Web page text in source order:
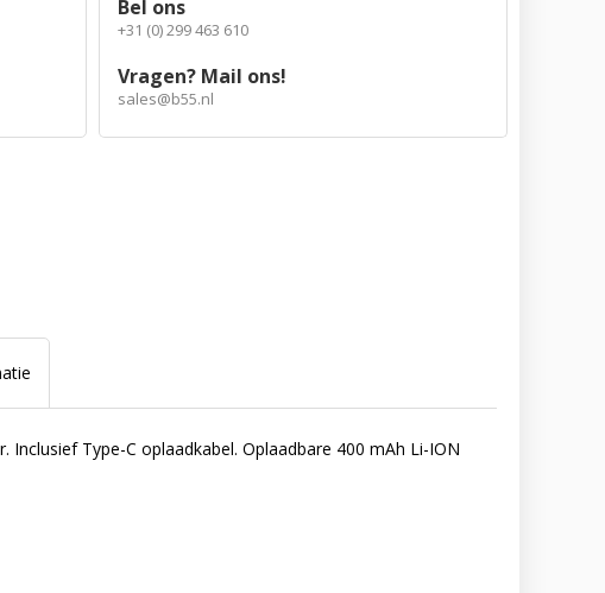
Bel ons
+31 (0) 299 463 610
Vragen? Mail ons!
sales@b55.nl
Type-C oplaadkabel. Oplaadbare 400 mAh Li-ION